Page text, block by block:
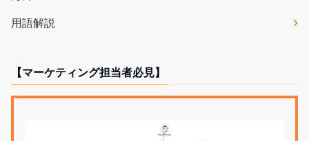
用語解説
【マーケティング担当者必見】